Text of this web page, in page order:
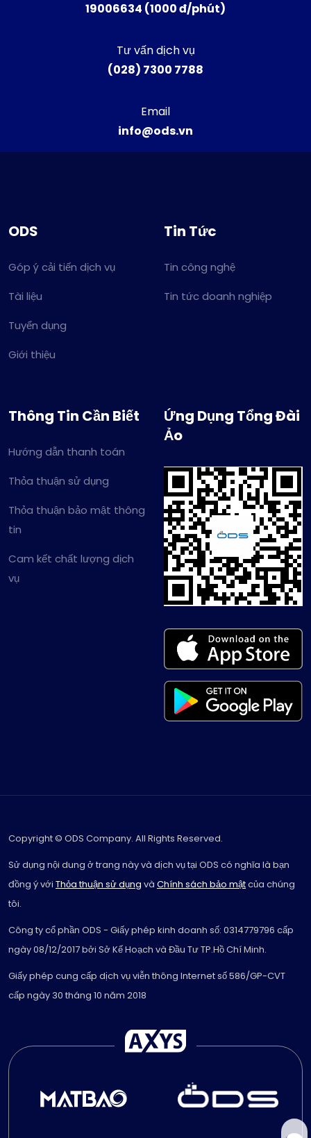
19006634 (1000 đ/phút)
Tư vấn dịch vụ
(028) 7300 7788
Email
info@ods.vn
ODS
Góp ý cải tiến dịch vụ
Tài liệu
Tuyển dụng
Giới thiệu
Tin Tức
Tin công nghệ
Tin tức doanh nghiệp
Thông Tin Cần Biết
Hướng dẫn thanh toán
Thỏa thuận sử dụng
Thỏa thuận bảo mật thông
tin
Cam kết chất lượng dịch
vụ
Ứng Dụng Tổng Đài
Ảo
Copyright © ODS Company. All Rights Reserved.
Sử dụng nội dung ở trang này và dịch vụ tại ODS có nghĩa là bạn
đồng ý với Thỏa thuận sử dụng và Chính sách bảo mậtcủa chúng
tôi.
Công ty cổ phần ODS - Giấy phép kinh doanh số: 0314779796 cấp
ngày 08/12/2017 bởi Sở Kế Hoạch và Đầu Tư TP.Hồ Chí Minh.
Giấy phép cung cấp dịch vụ viễn thông Internet số 586/GP-CVT
cấp ngày 30 tháng 10 năm 2018